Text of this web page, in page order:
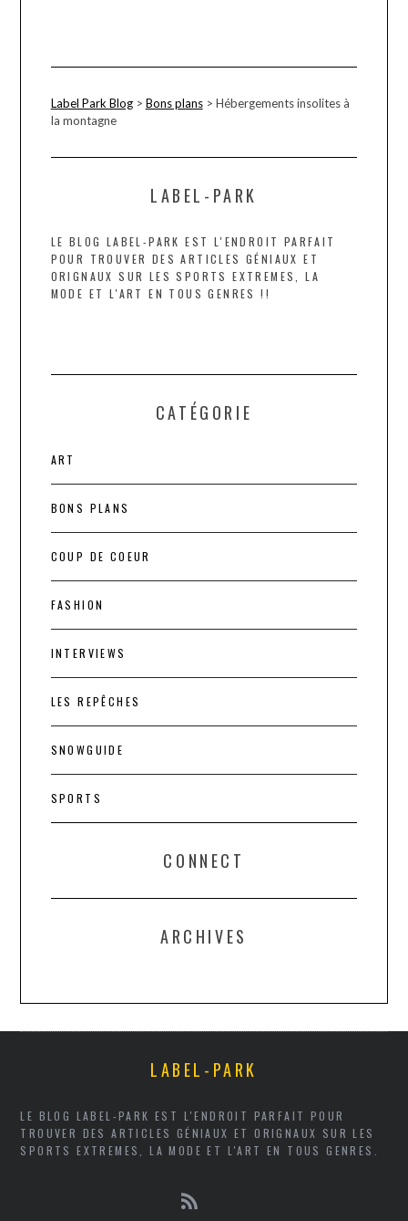
Label Park Blog> Bons plans> Hébergements insolites à
la montagne
LABEL-PARK
LE BLOG LABEL-PARK EST L'ENDROIT PARFAIT
POUR TROUVER DES ARTICLES GÉNIAUX ET
ORIGNAUX SUR LES SPORTS EXTREMES, LA
MODE ET L'ART EN TOUS GENRES !!
CATÉGORIE
ART
BONS PLANS
COUP DE COEUR
FASHION
INTERVIEWS
LES REPÊCHES
SNOWGUIDE
SPORTS
CONNECT
ARCHIVES
LABEL-PARK
LE BLOG LABEL-PARK EST L'ENDROIT PARFAIT POUR
TROUVER DES ARTICLES GÉNIAUX ET ORIGNAUX SUR LES
SPORTS EXTREMES, LA MODE ET L'ART EN TOUS GENRES.